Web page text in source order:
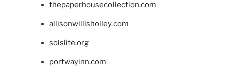
thepaperhousecollection.com
allisonwillisholley.com
solslite.org
portwayinn.com